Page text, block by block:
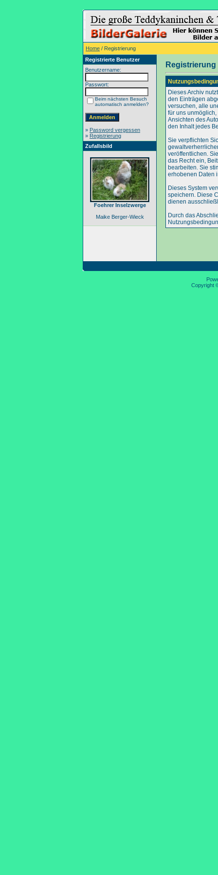
Home / Registrierung
Registrierte Benutzer
Benutzername:
Passwort:
Beim nächsten Besuch
automatisch anmelden?
» Password vergessen
» Registrierung
Zufallsbild
Foehrer Inselzwerge
Maike Berger-Wieck
Registrierung
Dieses Archiv
den Einträgen
versuchen, alle
für uns
Ansichten des
den Inhalt jedes
Sie verpflichten
veröffentlichen.
das Recht ein,
bearbeiten. Sie
erhobenen Daten
Dieses System
speichern. Diese
dienen
Durch das
Copyright